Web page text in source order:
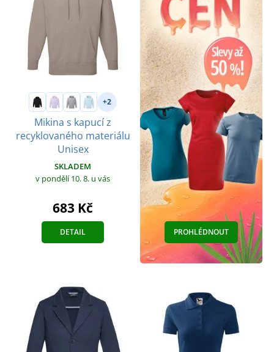
+2
Mikina s kapucí z
recyklovaného materiálu
Unisex
SKLADEM
v pondělí 10. 8. u vás
683 Kč
DETAIL PROHLÉDNOUT